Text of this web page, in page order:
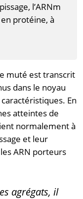
l’ARNm
protéine, à
muté est transcrit
dans le noyau
En
atteintes de
normalement à
et leur
ARN porteurs
agrégats, il